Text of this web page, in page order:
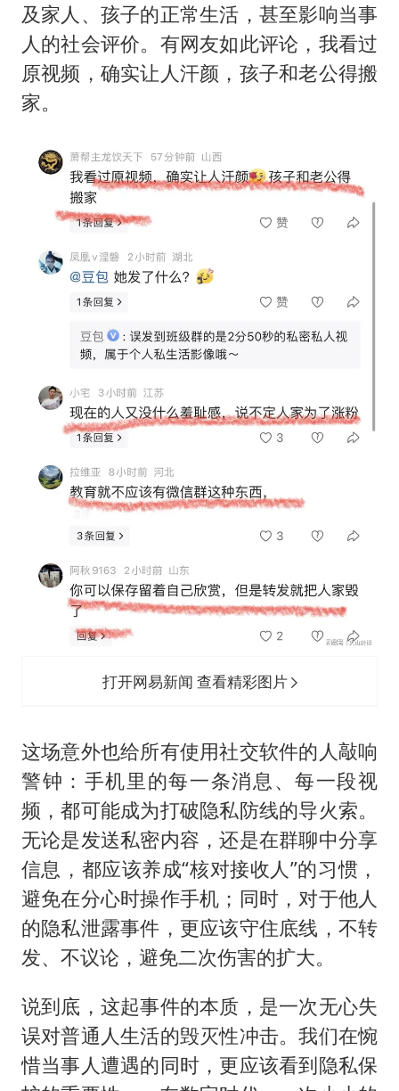
及家人、孩子的正常生活，甚至影响当事
人的社会评价。有网友如此评论，我看过
原视频，确实让人汗颜，孩子和老公得搬
家。
打开网易新闻 查看精彩图片
这场意外也给所有使用社交软件的人敲响
警钟：手机里的每一条消息、每一段视
频，都可能成为打破隐私防线的导火索。
无论是发送私密内容，还是在群聊中分享
信息，都应该养成“核对接收人”的习惯，
避免在分心时操作手机；同时，对于他人
的隐私泄露事件，更应该守住底线，不转
发、不议论，避免二次伤害的扩大。
说到底，这起事件的本质，是一次无心失
误对普通人生活的毁灭性冲击。我们在惋
惜当事人遭遇的同时，更应该看到隐私保